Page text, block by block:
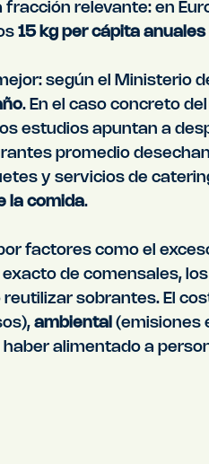
relevante: en
15 kg per cápita
según el Ministerio
. En el caso concreto
estudios apuntan a
promedio desechan
y servicios de
la comida.
factores como el
de comensales,
sobrantes. El
ambiental (emisiones
alimentado a